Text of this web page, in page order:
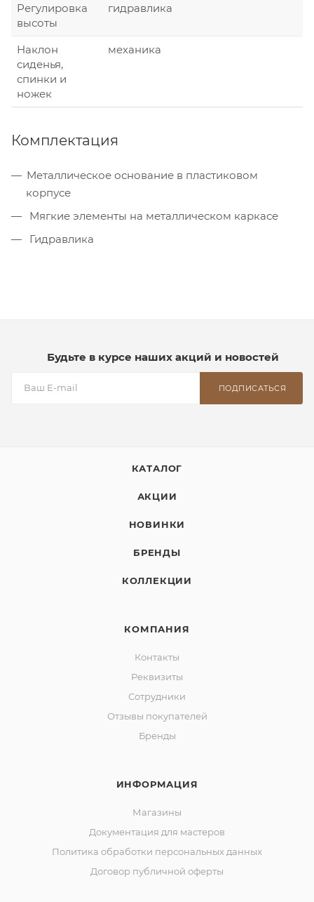
Регулировка
высоты
гидравлика
Наклон
сиденья,
спинки и
ножек
механика
Комплектация
Металлическое основание в пластиковом
корпусе
Мягкие элементы на металлическом каркасе
Гидравлика
Будьте в курсе наших акций и новостей
ПОДПИСАТЬСЯ
КАТАЛОГ
АКЦИИ
НОВИНКИ
БРЕНДЫ
КОЛЛЕКЦИИ
КОМПАНИЯ
Контакты
Реквизиты
Сотрудники
Отзывы покупателей
Бренды
ИНФОРМАЦИЯ
Магазины
Документация для мастеров
Политика обработки персональных данных
Договор публичной оферты